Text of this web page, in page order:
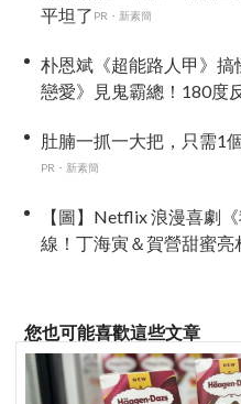
平坦了 PR・新素簡
朴恩斌《超能路人甲》
戀愛》見鬼霸總！180度
肚腩一抓一大把，只需1
PR・新素簡
【圖】Netflix 浪漫喜劇
線！丁海寅＆賀營甜蜜亮
您也可能喜歡這些文章